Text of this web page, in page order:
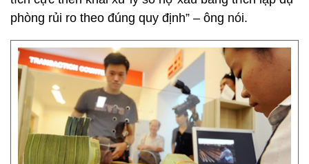
phòng rủi ro theo đúng quy định” – ông nói.